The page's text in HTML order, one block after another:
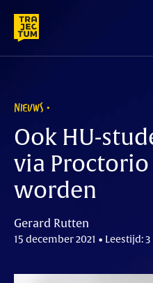
content
NIEUWS
Ook HU-
via
worden
Gerard Rutten
15 december 2021 • Leestijd: